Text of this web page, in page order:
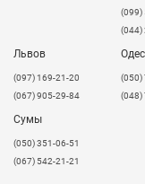
(099)
(044)
Львов
​(097) 169-21-20
(067) 905-29-84
(050)
(048)
Сумы
(050) 351-06-51
(067) 542-21-21